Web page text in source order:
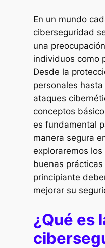
En un mundo
ciberseguridad
una
individuos como
Desde la
personales
ataques
conceptos
es fundamental
manera segura
exploraremos
buenas
principiante
mejorar su
¿Qué es